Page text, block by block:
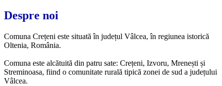
Despre noi
Comuna Crețeni este situată în județul Vâlcea, în regiunea istorică
Oltenia, România.
Comuna este alcătuită din patru sate: Crețeni, Izvoru, Mrenești și
Streminoasa, fiind o comunitate rurală tipică zonei de sud a județului
Vâlcea.